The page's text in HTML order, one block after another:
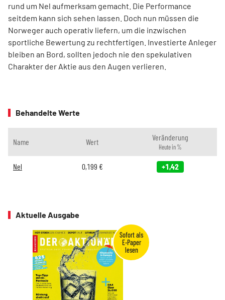
rund um Nel aufmerksam gemacht. Die Performance
seitdem kann sich sehen lassen. Doch nun müssen die
Norweger auch operativ liefern, um die inzwischen
sportliche Bewertung zu rechtfertigen. Investierte Anleger
bleiben an Bord, sollten jedoch nie den spekulativen
Charakter der Aktie aus den Augen verlieren.
Behandelte Werte
Name Wert Veränderung
Heute in %
Nel 0,199 € +1,42
Aktuelle Ausgabe